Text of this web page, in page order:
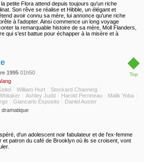
petite Flora attend depuis toujours qu'un riche
Son rêve se réalise et Hibble, un élégant et
avoir connu sa mère, lui annonce qu'une riche
à l'adopter. Ainsi commence un long voyage
la remarquable histoire de sa mère, Moll Flanders,
qui s'est battue pour échapper à la misère et à
◆
Top
1995 01h50
William Hurt
Stockard Channing
Ashley Judd Harold Perrineau
Malik Yoba
Giancarlo Esposito
Daniel Auster
dramatique
d'un adolescent noir fabulateur et de l'ex-femme
et patron du café de Brooklyn où ils se croisent, vont